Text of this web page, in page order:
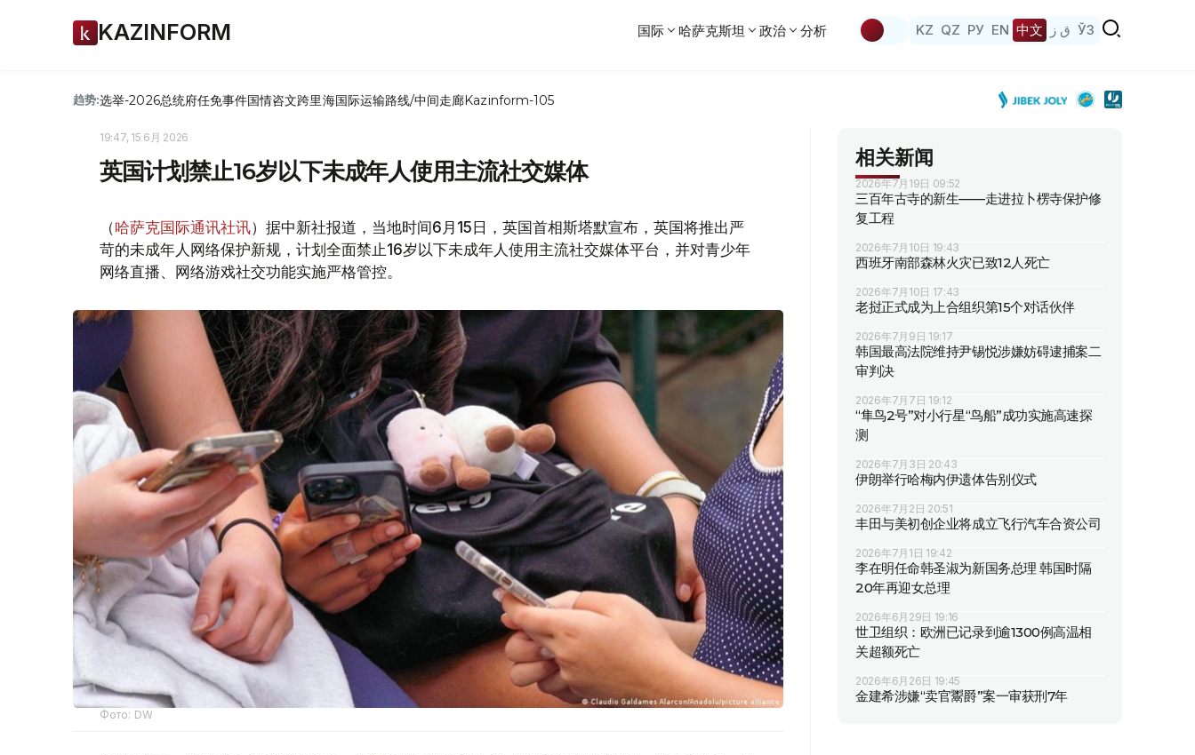
KAZINFORM 国际 哈萨克斯坦 政治 分析 KZ QZ РУ EN 中文 ق ز ЎЗ
趋势:选举-2026总统府任免事件国情咨文跨里海国际运输路线/中间走廊Kazinform-105
19:47, 15 6月 2026
英国计划禁止16岁以下未成年人使用主流社交媒体
（哈萨克国际通讯社讯）据中新社报道，当地时间6月15日，英国首相斯塔默宣布，英国将推出严
苛的未成年人网络保护新规，计划全面禁止16岁以下未成年人使用主流社交媒体平台，并对青少年
网络直播、网络游戏社交功能实施严格管控。
Фото: DW
相关新闻
2026年7月19日 09:52
三百年古寺的新生——走进拉卜楞寺保护修
复工程
2026年7月10日 19:43
西班牙南部森林火灾已致12人死亡
2026年7月10日 17:43
老挝正式成为上合组织第15个对话伙伴
2026年7月9日 19:17
韩国最高法院维持尹锡悦涉嫌妨碍逮捕案二
审判决
2026年7月7日 19:12
“隼鸟2号”对小行星“鸟船”成功实施高速探
测
2026年7月3日 20:43
伊朗举行哈梅内伊遗体告别仪式
2026年7月2日 20:51
丰田与美初创企业将成立飞行汽车合资公司
2026年7月1日 19:42
李在明任命韩圣淑为新国务总理 韩国时隔
20年再迎女总理
2026年6月29日 19:16
世卫组织：欧洲已记录到逾1300例高温相
关超额死亡
2026年6月26日 19:45
金建希涉嫌“卖官鬻爵”案一审获刑7年